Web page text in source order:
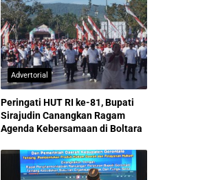
Advertorial
Peringati HUT RI ke-81, Bupati
Sirajudin Canangkan Ragam
Agenda Kebersamaan di Boltara